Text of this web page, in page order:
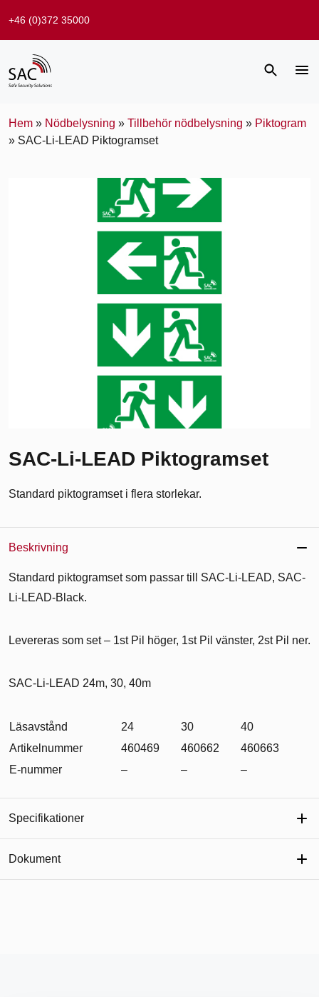
+46 (0)372 35000
Hem » Nödbelysning » Tillbehör nödbelysning » Piktogram
» SAC-Li-LEAD Piktogramset
SAC-Li-LEAD Piktogramset
Standard piktogramset i flera storlekar.
Beskrivning
Standard piktogramset som passar till SAC-Li-LEAD, SAC-
Li-LEAD-Black.
Levereras som set – 1st Pil höger, 1st Pil vänster, 2st Pil ner.
SAC-Li-LEAD 24m, 30, 40m
Läsavstånd 24 30
40
Artikelnummer
460469 460662
460663
E-nummer
– – –
Specifikationer
Dokument